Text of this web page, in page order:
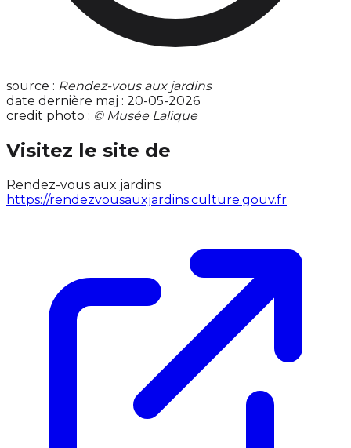
source : Rendez-vous aux jardins
date dernière maj : 20-05-2026
credit photo : © Musée Lalique
Visitez le site de
Rendez-vous aux jardins
https://rendezvousauxjardins.culture.gouv.fr